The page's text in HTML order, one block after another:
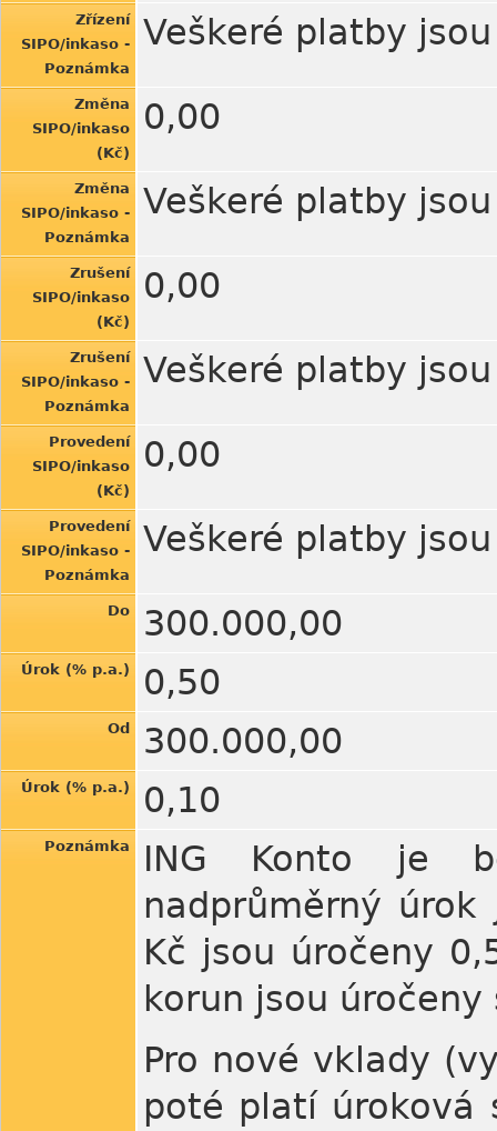
Zřízení
SIPO/inkaso -
Poznámka
Veškeré platby
Změna
SIPO/inkaso
(Kč)
0,00
Změna
SIPO/inkaso -
Poznámka
Veškeré platby
Zrušení
SIPO/inkaso
(Kč)
0,00
Zrušení
SIPO/inkaso -
Poznámka
Veškeré platby
Provedení
SIPO/inkaso
(Kč)
0,00
Provedení
SIPO/inkaso -
Poznámka
Veškeré platby
Do 300.000,00
Úrok (% p.a.) 0,50
Od 300.000,00
Úrok (% p.a.) 0,10
Poznámka
ING Konto je
nadprůměrný
Kč jsou úročeny
korun jsou úročeny
Pro nové vklady
poté platí úroková